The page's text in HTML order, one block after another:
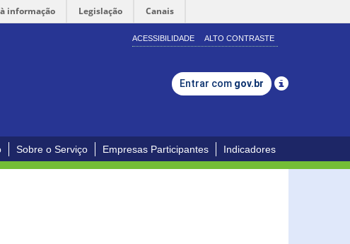
informação Legislação Canais
ACESSIBILIDADE ALTO CONTRASTE
Entrar com gov.br
Sobre o Serviço Empresas Participantes Indicadores